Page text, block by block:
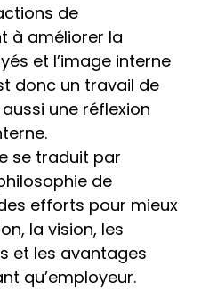
de
à améliorer la
et l’image interne
donc un travail de
une réflexion
se traduit par
de
efforts pour mieux
la vision, les
et les avantages
qu’employeur.